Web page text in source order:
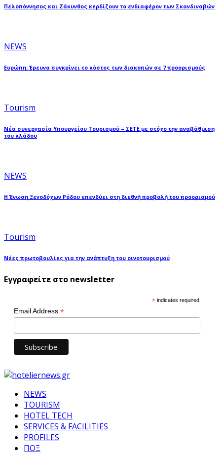
Πελοπόννησος και Ζάκυνθος κερδίζουν το ενδιαφέρον των Σκανδιναβών
NEWS
Ευρώπη: Έρευνα συγκρίνει το κόστος των διακοπών σε 7 προορισμούς
Tourism
Νέα συνεργασία Υπουργείου Τουρισμού – ΣΕΤΕ με στόχο την αναβάθμιση
του κλάδου
NEWS
Η Ένωση Ξενοδόχων Ρόδου επενδύει στη διεθνή προβολή του προορισμού
Tourism
Νέες πρωτοβουλίες για την ανάπτυξη του οινοτουρισμού
Εγγραφείτε στο newsletter
* indicates required
Email Address *
NEWS
TOURISM
HOTEL TECH
SERVICES & FACILITIES
PROFILES
ΠΟΞ